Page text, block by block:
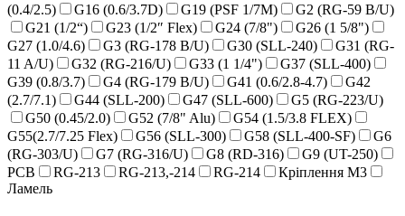
(0.4/2.5)
G16 (0.6/3.7D) G19 (PSF 1/7M)
G2 (RG-59 B/U)
G21 (1/2“)
G23 (1/2″ Flex) G24 (7/8")
G26 (1 5/8")
G27 (1.0/4.6)
G3 (RG-178 B/U) G30 (SLL-240)
G31 (RG-
11 A/U)
G32 (RG-216/U) G33 (1 1/4")
G37 (SLL-400)
G39 (0.8/3.7)
G4 (RG-179 B/U) G41 (0.6/2.8-4.7)
G42
(2.7/7.1)
G44 (SLL-200) G47 (SLL-600)
G5 (RG-223/U)
G50 (0.45/2.0)
G52 (7/8" Alu)
G54 (1.5/3.8 FLEX)
G55(2.7/7.25 Flex)
G56 (SLL-300) G58 (SLL-400-SF)
G6
(RG-303/U)
G7 (RG-316/U) G8 (RD-316)
G9 (UT-250)
PCB
RG-213 RG-213,-214 RG-214
Кріплення M3
Ламель